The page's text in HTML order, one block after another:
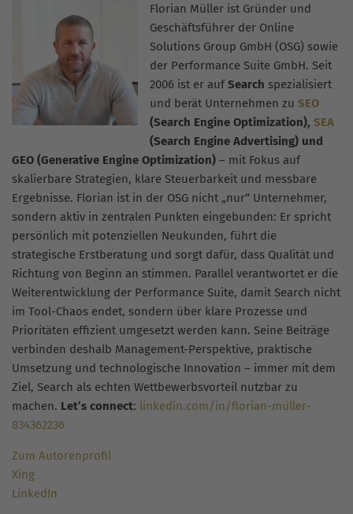
Florian Müller ist Gründer und
Geschäftsführer der Online
Solutions Group GmbH (OSG) sowie
der Performance Suite GmbH. Seit
2006 ist er aufSearch spezialisiert
und berät Unternehmen zu SEO
(Search Engine Optimization), SEA
(Search Engine Advertising) und
GEO (Generative Engine Optimization) – mit Fokus auf
skalierbare Strategien, klare Steuerbarkeit und messbare
Ergebnisse. Florian ist in der OSG nicht „nur“ Unternehmer,
sondern aktiv in zentralen Punkten eingebunden: Er spricht
persönlich mit potenziellen Neukunden, führt die
strategische Erstberatung und sorgt dafür, dass Qualität und
Richtung von Beginn an stimmen. Parallel verantwortet er die
Weiterentwicklung der Performance Suite, damit Search nicht
im Tool-Chaos endet, sondern über klare Prozesse und
Prioritäten effizient umgesetzt werden kann. Seine Beiträge
verbinden deshalb Management-Perspektive, praktische
Umsetzung und technologische Innovation – immer mit dem
Ziel, Search als echten Wettbewerbsvorteil nutzbar zu
machen. Let’s connect: linkedin.com/in/florian-müller-
834362236
Zum Autorenprofil
Xing
LinkedIn